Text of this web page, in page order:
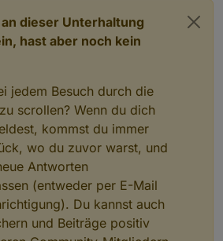
dieser Unterhaltung
hast aber noch kein
jedem Besuch durch die
scrollen? Wenn du dich
kommst du immer
wo du zuvor warst, und
Antworten
(entweder per E-Mail
Du kannst auch
und Beiträge positiv